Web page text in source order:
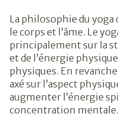
La philosophie du
le corps et l’âme. Le
principalement sur la
et de l’énergie
physiques. En
axé sur l’aspect
augmenter l’énergie
concentration mentale.